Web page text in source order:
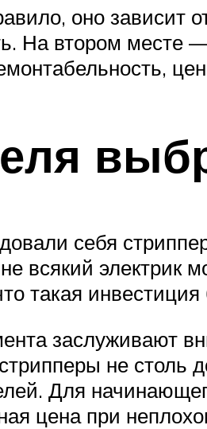
оно
На втором месте
себя
всякий электрик
такая инвестиция
заслуживают
не
Для
цена при